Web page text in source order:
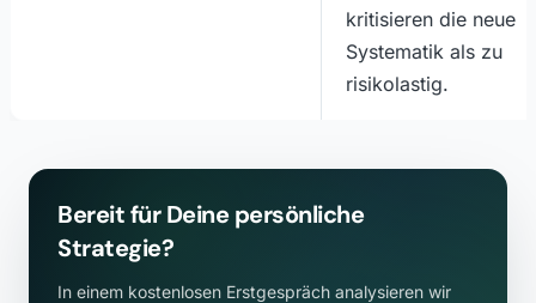
kritisieren die neue
Systematik als zu
risikolastig.
Bereit für Deine persönliche
Strategie?
In einem kostenlosen Erstgespräch analysieren wir